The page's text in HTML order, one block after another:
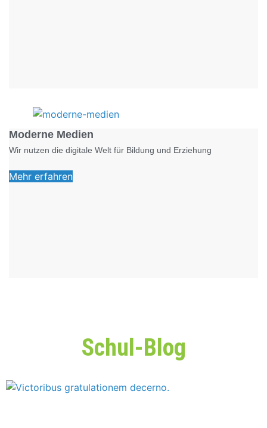
Moderne Medien
Wir nutzen die digitale Welt für Bildung und Erziehung
Mehr erfahren
Schul-Blog